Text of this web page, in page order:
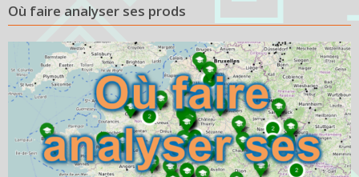
Où faire analyser ses prods